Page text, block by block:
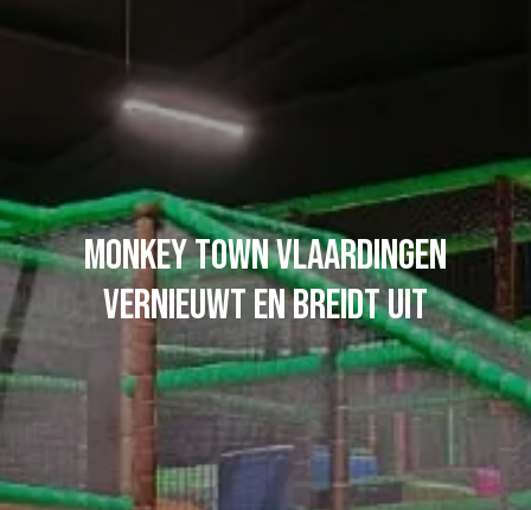
Monkey Town Vlaardingen
vernieuwt en breidt uit